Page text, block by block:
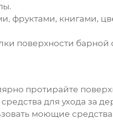
фруктами, книгами,
поверхности барной
протирайте
для ухода за
моющие